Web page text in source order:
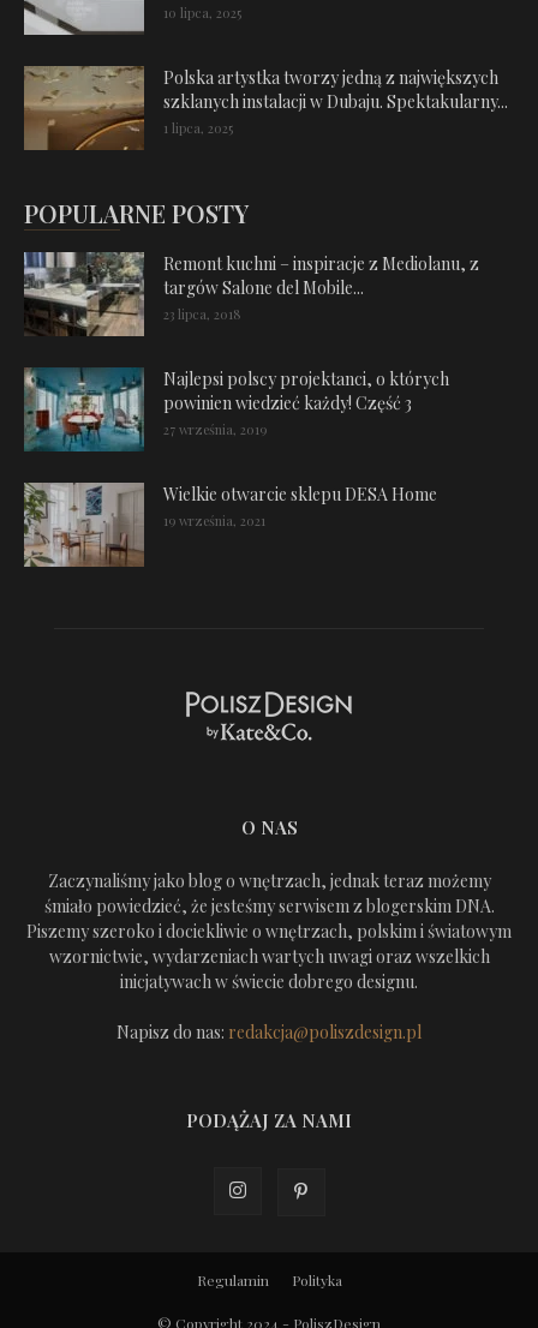
10 lipca, 2025
Polska artystka tworzy jedną z największych
szklanych instalacji w Dubaju. Spektakularny...
1 lipca, 2025
POPULARNE POSTY
Remont kuchni – inspiracje z Mediolanu, z
targów Salone del Mobile...
23 lipca, 2018
Najlepsi polscy projektanci, o których
powinien wiedzieć każdy! Część 3
27 września, 2019
Wielkie otwarcie sklepu DESA Home
19 września, 2021
O NAS
Zaczynaliśmy jako blog o wnętrzach, jednak teraz możemy
śmiało powiedzieć, że jesteśmy serwisem z blogerskim DNA.
Piszemy szeroko i dociekliwie o wnętrzach, polskim i światowym
wzornictwie, wydarzeniach wartych uwagi oraz wszelkich
inicjatywach w świecie dobrego designu.
Napisz do nas: redakcja@poliszdesign.pl
PODĄŻAJ ZA NAMI
Regulamin Polityka
© Copyright 2024 - PoliszDesign